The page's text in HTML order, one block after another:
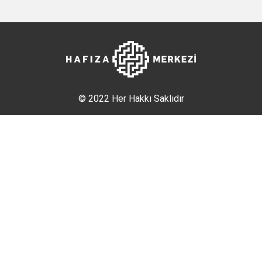
© 2022 Her Hakkı Saklıdır